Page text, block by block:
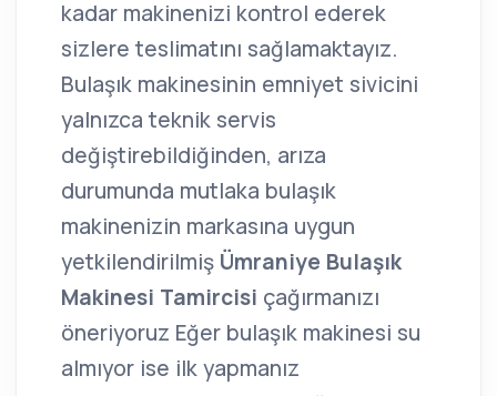
kadar makinenizi kontrol ederek
sizlere teslimatını sağlamaktayız.
Bulaşık makinesinin emniyet sivicini
yalnızca teknik servis
değiştirebildiğinden, arıza
durumunda mutlaka bulaşık
makinenizin markasına uygun
yetkilendirilmiş Ümraniye Bulaşık
Makinesi Tamircisi çağırmanızı
öneriyoruz Eğer bulaşık makinesi su
almıyor ise ilk yapmanız